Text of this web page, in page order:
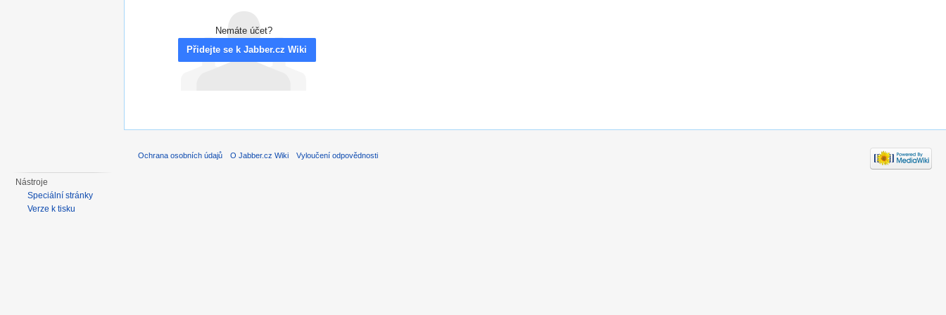
Nemáte účet?
Přidejte se k Jabber.cz Wiki
Nástroje
Speciální stránky
Verze k tisku
Ochrana osobních údajů O Jabber.cz Wiki Vyloučení odpovědnosti